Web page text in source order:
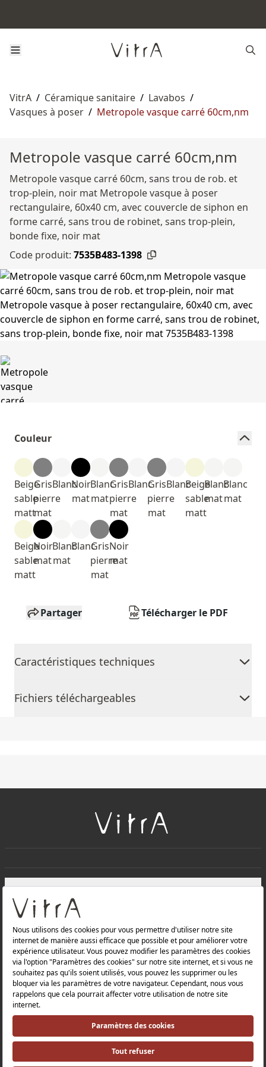
VitrA / Céramique sanitaire / Lavabos /
Vasques à poser / Metropole vasque carré 60cm,nm
Metropole vasque carré 60cm,nm
Metropole vasque carré 60cm, sans trou de rob. et
trop-plein, noir mat Metropole vasque à poser
rectangulaire, 60x40 cm, avec couvercle de siphon en
forme carré, sans trou de robinet, sans trop-plein,
bonde fixe, noir mat
Code produit: 7535B483-1398
Couleur
Beige
sable
matt
Gris
pierre
mat
BlancNoir
mat
Blanc
mat
Gris
pierre
mat
BlancGris
pierre
mat
BlancBeige
sable
matt
Blanc
mat
Blanc
mat
Beige
sable
matt
Noir
mat
Blanc
mat
BlancGris
pierre
mat
Noir
mat
Partager Télécharger le PDF
Caractéristiques techniques
Fichiers téléchargeables
Produits
Politique de confidentialité et politique de protection des
Politique de qualité |
Politique de santé et de sécurité au travail |
Politique environnementale |
Politique énergétique |Relations avec les investisseurs |